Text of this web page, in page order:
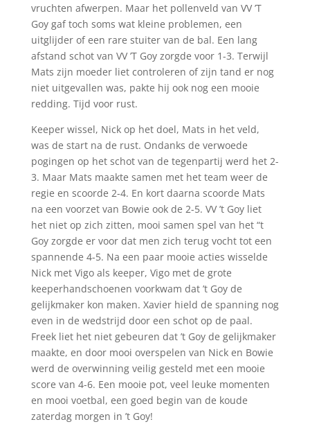
vruchten afwerpen. Maar het pollenveld van VV ’T
Goy gaf toch soms wat kleine problemen, een
uitglijder of een rare stuiter van de bal. Een lang
afstand schot van VV ’T Goy zorgde voor 1-3. Terwijl
Mats zijn moeder liet controleren of zijn tand er nog
niet uitgevallen was, pakte hij ook nog een mooie
redding. Tijd voor rust.
Keeper wissel, Nick op het doel, Mats in het veld,
was de start na de rust. Ondanks de verwoede
pogingen op het schot van de tegenpartij werd het 2-
3. Maar Mats maakte samen met het team weer de
regie en scoorde 2-4. En kort daarna scoorde Mats
na een voorzet van Bowie ook de 2-5. VV ’t Goy liet
het niet op zich zitten, mooi samen spel van het “t
Goy zorgde er voor dat men zich terug vocht tot een
spannende 4-5. Na een paar mooie acties wisselde
Nick met Vigo als keeper, Vigo met de grote
keeperhandschoenen voorkwam dat ’t Goy de
gelijkmaker kon maken. Xavier hield de spanning nog
even in de wedstrijd door een schot op de paal.
Freek liet het niet gebeuren dat ’t Goy de gelijkmaker
maakte, en door mooi overspelen van Nick en Bowie
werd de overwinning veilig gesteld met een mooie
score van 4-6. Een mooie pot, veel leuke momenten
en mooi voetbal, een goed begin van de koude
zaterdag morgen in ’t Goy!